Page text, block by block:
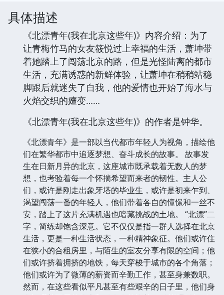
具体描述
《北漂青年(我在北京这些年)》内容介绍：为了
让青梅竹马的女友筱悦过上幸福的生活，萧坤带
着她踏上了闯荡北京的路，但是光怪陆离的都市
生活，充满诱惑的新鲜体验，让萧坤在稍稍站稳
脚跟后就迷失了自我，他的爱情也开始了海水与
火焰交织的嬗变……
《北漂青年(我在北京这些年)》的作者是钟华。
《北漂青年》是一部以当代都市年轻人为视角，描绘他
们在繁华都市中追逐梦想、奋斗成长的故事。 故事发
生在日新月异的北京，这座城市既承载着无数人的梦
想，也考验着每一个怀揣希望而来者的韧性。主人公
们，或许是刚走出象牙塔的毕业生，或许是初来乍到、
渴望闯荡一番的年轻人，他们带着各自的憧憬和一丝不
安，踏上了这片充满机遇也暗藏挑战的土地。 “北漂”二
字，简练却饱含深意。它不仅仅是指一群人选择在北京
生活，更是一种生活状态，一种精神象征。他们或许住
在狭小的合租房里，与陌生的室友分享有限的空间；他
们或许挤着拥挤的地铁，每天穿梭于城市的各个角落；
他们或许为了微薄的薪资而辛勤工作，甚至身兼数职。
然而，在这些看似平凡甚至有些艰辛的日子里，他们身